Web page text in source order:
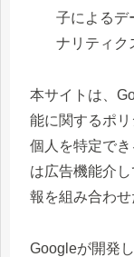
子によるデ
ナリティク
本サイトは、
能に関するポリ
個人を特定で
は広告機能介
報を組み合わせ
Googleが開発